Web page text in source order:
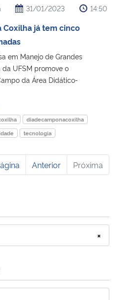
e Comunicações
dos Direitos Humanos
31/01/2023 14:50
Coxilha já tem cinco
em Manejo de Grandes
UFSM promove o
da Área Didático-
diadecamponacoxilha
tecnologia
Anterior Próxima
×